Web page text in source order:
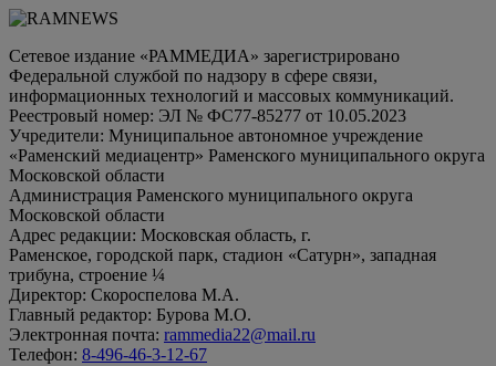
Сетевое издание «РАММЕДИА» зарегистрировано
Федеральной службой по надзору в сфере связи,
информационных технологий и массовых коммуникаций.
Реестровый номер: ЭЛ № ФС77-85277 от 10.05.2023
Учредители: Муниципальное автономное учреждение
«Раменский медиацентр» Раменского муниципального округа
Московской области
Администрация Раменского муниципального округа
Московской области
Адрес редакции: Московская область, г.
Раменское, городской парк, стадион «Сатурн», западная
трибуна, строение ¼
Директор: Скороспелова М.А.
Главный редактор: Бурова М.О.
Электронная почта: rammedia22@mail.ru
Телефон: 8-496-46-3-12-67